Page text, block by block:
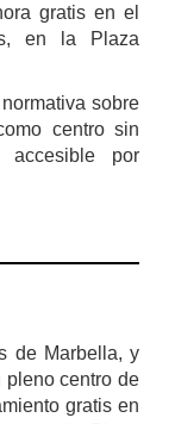
gratis en el
en la Plaza
sobre
centro sin
accesible por
de Marbella, y
pleno centro de
gratis en